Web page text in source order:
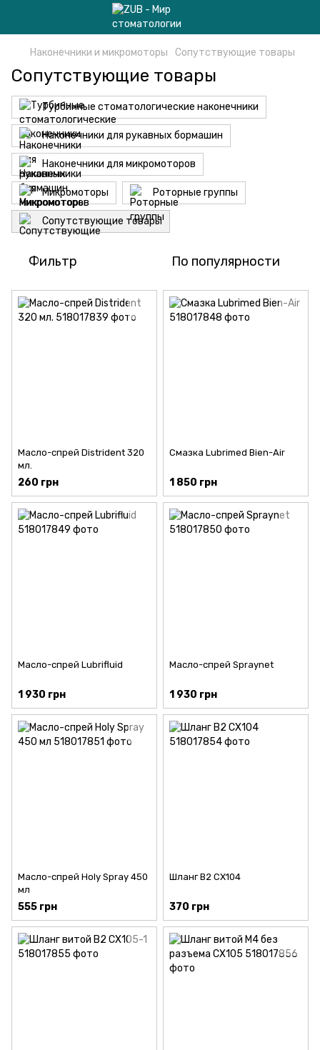
Наконечники и микромоторы Сопутствующие товары
Сопутствующие товары
Турбинные стоматологические наконечники
Наконечники для рукавных бормашин
Наконечники для микромоторов
Микромоторы Роторные группы
Сопутствующие товары
Фильтр По популярности
Масло-спрей Distrident 320
мл.
260 грн
Смазка Lubrimed Bien-Air
1 850 грн
Масло-спрей Lubrifluid
1 930 грн
Масло-спрей Spraynet
1 930 грн
Масло-спрей Holy Spray 450
мл
555 грн
Шланг В2 CX104
370 грн